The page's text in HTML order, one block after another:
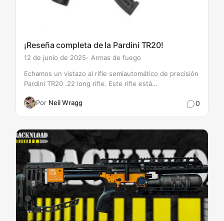
¡Reseña completa de la Pardini TR20!
12 de junio de 2025 Armas de fuego
Por Neil Wragg
Echamos un vistazo al rifle semiautomático de precisión
Pardini TR20 .22 long rifle. Este rifle está
que sería una gran plataforma para…
0